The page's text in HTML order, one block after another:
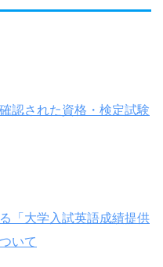
認された資格・検定試験
「大学入試英語成績提供
いて